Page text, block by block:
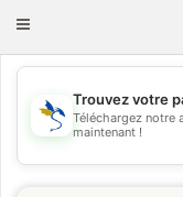
Toggle
💖
Trouvez votre
Téléchargez notre
maintenant !